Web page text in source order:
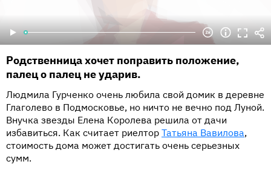
институт им. М.И. Ипполитова-Иванова в Москве, а
после окончания вуза парень подался в академию
имени Гнесиных.
Шаляпин расторг контракт с Дробышем из-за частых
разногласий, знаменитости регулярно обменивались
публичными оскорблениями. В следующем году певец
окончил «Гнесинку» и вскоре записал песни, ставшие
хитами — «Ненаглядная», «Ах, эти черные глаза» и
другие. С 2011 года исполнитель сотрудничает с
продюсерским центром «Агния», который назван в
честь псевдонима певицы Юлии Коротковой.
Репертуар Прохора Шаляпина состоит из двух
полноформатных альбомов «Волшебная скрипка» и
«Легенда», а также из множества синглов и дуэтов с
другими исполнителями. Преимущественно артист
брак сына с женщиной, которая старше его на много
лет.
В адрес артиста обрушилась волна негативных
комментариев. Многие не верили, что Дэвис
действительно умерла. Публика считала, что все было
подстроено в недоброжелательных целях. В январе
2022 года некая женщина сообщила в студии
программы «На самом деле», что работала на жену
Шаляпина, и та получала указания от певца
подмешивать Татьяне в еду препараты неизвестного
происхождения.
Родственница хочет поправить положение,
палец о палец не ударив.
Людмила Гурченко очень любила свой домик в деревне
Глаголево в Подмосковье, но ничто не вечно под Луной.
Внучка звезды Елена Королева решила от дачи
избавиться. Как считает риелтор Татьяна Вавилова,
стоимость дома может достигать очень серьезных
сумм.